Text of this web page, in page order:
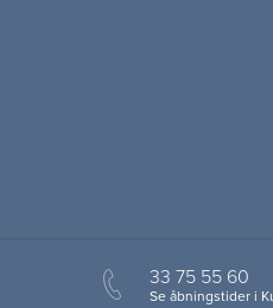
33 75 55 60
Se åbningstider i